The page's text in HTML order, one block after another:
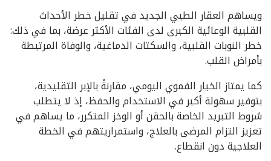
ويساهم العقار الطبي الجديد في تقليل خطر الأحداث
القلبية الوعائية الكبرى لدى الفئات الأكثر عرضة، بما في ذلك:
خطر النوبات القلبية، والسكتات الدماغية، والوفاة المرتبطة
بأمراض القلب.
كما يمتاز الخيار الفموي اليومي، مقارنةً بالإبر التقليدية،
بتوفير سهولة أكبر في الاستخدام والحفظ، إذ لا يتطلب
شروط التبريد الخاصة بالحقن أو الوخز المتكرر، ما يساهم في
تعزيز التزام المرضى بالعلاج، واستمراريتهم في الخطة
العلاجية دون انقطاع.